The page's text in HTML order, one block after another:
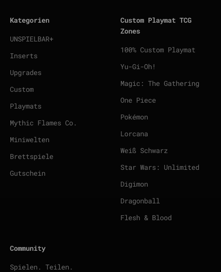
Kategorien
UNSPIELBAR+
Inserts
Upgrades
Custom
Playmats
Mythic Flames Co.
Miniwelten
Brettspiele
Gutschein
Custom Playmat TCG
Zones
100% Custom Playmat
Yu-Gi-Oh!
Magic: The Gathering
One Piece
Pokémon
Lorcana
Weiß Schwarz
Star Wars: Unlimited
Digimon
Dragonball
Flesh & Blood
Community
Spielen. Teilen.